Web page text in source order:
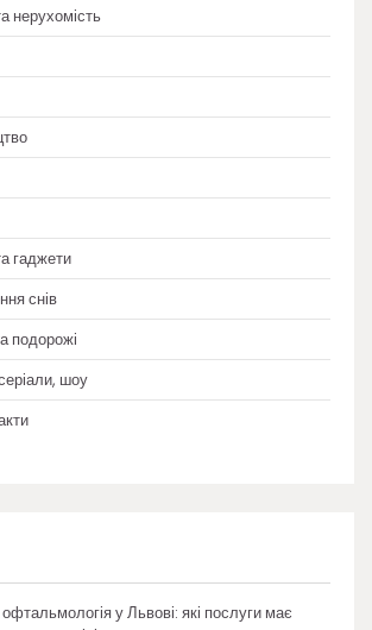
нерухомість
гаджети
снів
подорожі
шоу
у Львові: які послуги має